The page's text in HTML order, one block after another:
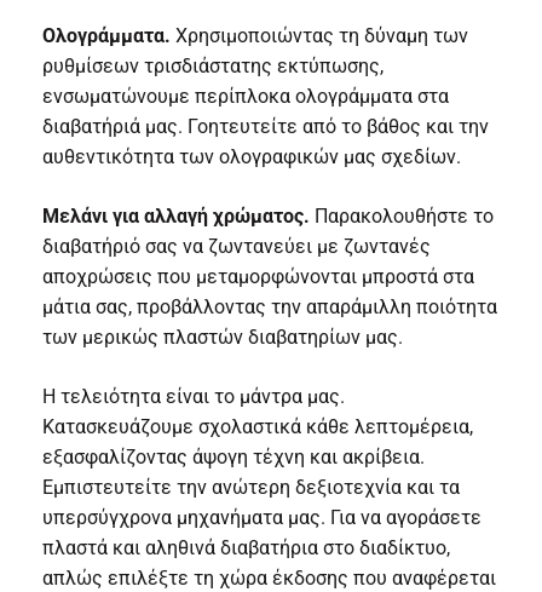
Ολογράμματα. Χρησιμοποιώντας τη δύναμη των
ρυθμίσεων τρισδιάστατης εκτύπωσης,
ενσωματώνουμε περίπλοκα ολογράμματα στα
διαβατήριά μας. Γοητευτείτε από το βάθος και την
αυθεντικότητα των ολογραφικών μας σχεδίων.
Μελάνι για αλλαγή χρώματος. Παρακολουθήστε το
διαβατήριό σας να ζωντανεύει με ζωντανές
αποχρώσεις που μεταμορφώνονται μπροστά στα
μάτια σας, προβάλλοντας την απαράμιλλη ποιότητα
των μερικώς πλαστών διαβατηρίων μας.
Η τελειότητα είναι το μάντρα μας.
Κατασκευάζουμε σχολαστικά κάθε λεπτομέρεια,
εξασφαλίζοντας άψογη τέχνη και ακρίβεια.
Εμπιστευτείτε την ανώτερη δεξιοτεχνία και τα
υπερσύγχρονα μηχανήματα μας. Για να αγοράσετε
πλαστά και αληθινά διαβατήρια στο διαδίκτυο,
απλώς επιλέξτε τη χώρα έκδοσης που αναφέρεται